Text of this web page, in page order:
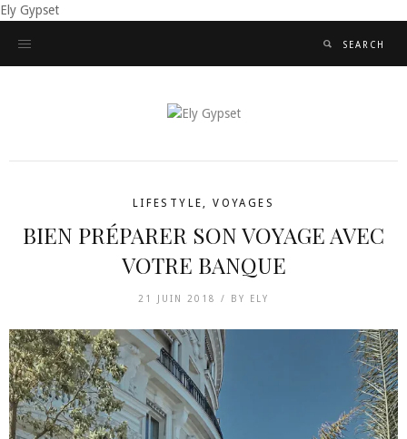
Ely Gypset
LIFESTYLE ,VOYAGES
BIEN PRÉPARER SON VOYAGE AVEC
VOTRE BANQUE
21 JUIN 2018 / BY ELY